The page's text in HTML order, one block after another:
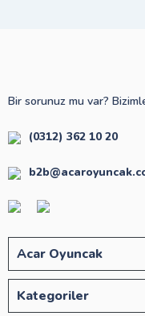
Bir sorunuz mu var?
(0312) 362 10 20
Acar Oyuncak
Kategoriler